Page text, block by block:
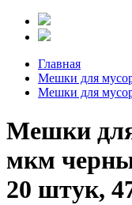
Главная
Мешки для
Мешки для
Мешки
мкм
20 штук,